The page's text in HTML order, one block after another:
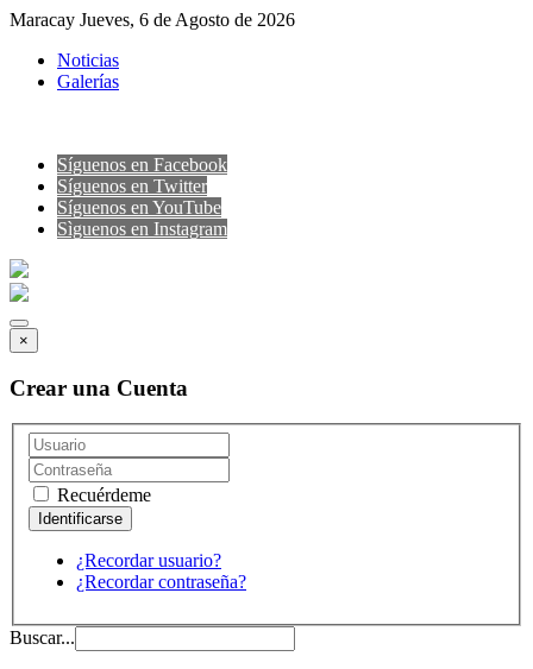
Maracay Jueves, 6 de Agosto de 2026
Noticias
Galerías
Síguenos en Facebook
Síguenos en Twitter
Síguenos en YouTube
Sìguenos en Instagram
×
Crear una Cuenta
Recuérdeme
¿Recordar usuario?
¿Recordar contraseña?
Buscar...